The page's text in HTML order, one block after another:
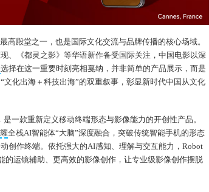
高殿堂之一，也是国际文化交流与品牌传播的核心场域。
、《都灵之影》等华语新作备受国际关注，中国电影以深
选择在这一重要时刻亮相戛纳，并非简单的产品展示，而是
文化出海＋科技出海”的双重叙事，彰显新时代中国从文化
是一款重新定义移动终端形态与影像能力的开创性产品。
全栈AI智能体“大脑”深度融合，突破传统智能手机的形态
创作终端。依托强大的AI感知、理解与交互能力，Robot
的运镜辅助、更高效的影像创作，让专业级影像创作摆脱